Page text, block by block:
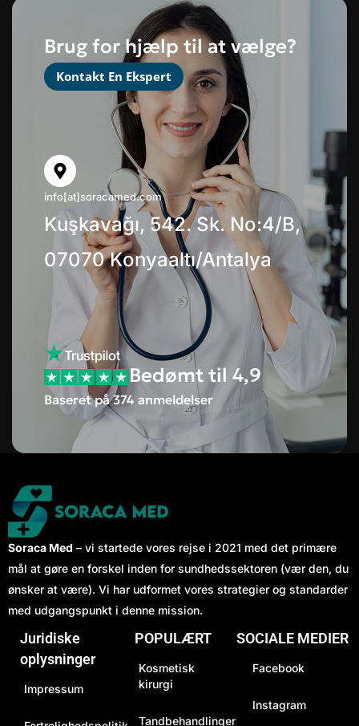
Brug for hjælp til at vælge?
Kontakt En Ekspert
info[at]soracamed.com
Kuşkavağı, 542. Sk. No:4/B,
07070 Konyaaltı/Antalya
Bedømt til 4,9
Baseret på 374 anmeldelser
Soraca Med – vi startede vores rejse i 2021 med det primære
mål at gøre en forskel inden for sundhedssektoren (vær den, du
ønsker at være). Vi har udformet vores strategier og standarder
med udgangspunkt i denne mission.
Juridiske
oplysninger
Impressum
POPULÆRT
Kosmetisk
kirurgi
Tandbehandlinger
SOCIALE MEDIER
Facebook
Instagram